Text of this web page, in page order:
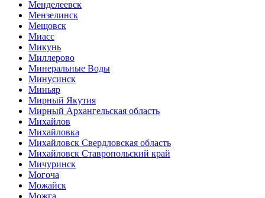
Менделеевск
Мензелинск
Мещовск
Миасс
Микунь
Миллерово
Минеральные Воды
Минусинск
Миньяр
Мирный Якутия
Мирный Архангельская область
Михайлов
Михайловка
Михайловск Свердловская область
Михайловск Ставропольский край
Мичуринск
Могоча
Можайск
Можга